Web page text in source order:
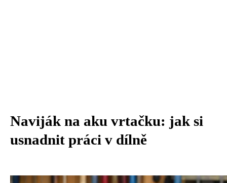
Naviják na aku vrtačku: jak si
usnadnit práci v dílně